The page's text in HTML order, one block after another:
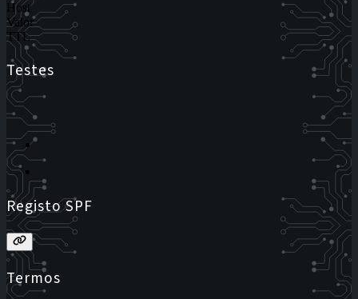
Host
Valor
TTL
Testes
Registo SPF
Termos